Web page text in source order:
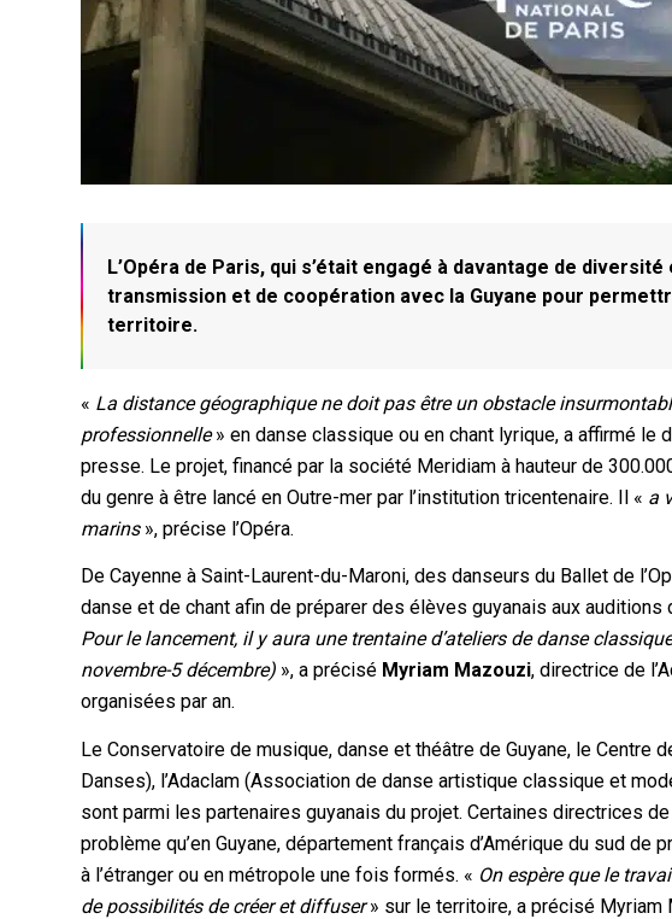
L’Opéra de Paris, qui s’était engagé à davantage de
transmission et de coopération avec la Guyane pour
territoire.
« La distance géographique ne doit pas être un obstacle
professionnelle» en danse classique ou en chant lyrique, a affirmé le
presse. Le projet, financé par la société Meridiam à hauteur de
du genre à être lancé en Outre-mer par l’institution tricentenaire. Il « a
marins», précise l’Opéra.
De Cayenne à Saint-Laurent-du-Maroni, des danseurs du Ballet de
danse et de chant afin de préparer des élèves guyanais aux auditions
Pour le lancement, il y aura une trentaine d’ateliers de danse
novembre-5 décembre) », a précisé Myriam Mazouzi, directrice de
organisées par an.
Le Conservatoire de musique, danse et théâtre de Guyane, le Centre
Danses), l’Adaclam (Association de danse artistique classique et
sont parmi les partenaires guyanais du projet. Certaines directrices
problème qu’en Guyane, département français d’Amérique du sud
à l’étranger ou en métropole une fois formés. « On espère que le
de possibilités de créer et diffuser» sur le territoire, a précisé Myriam